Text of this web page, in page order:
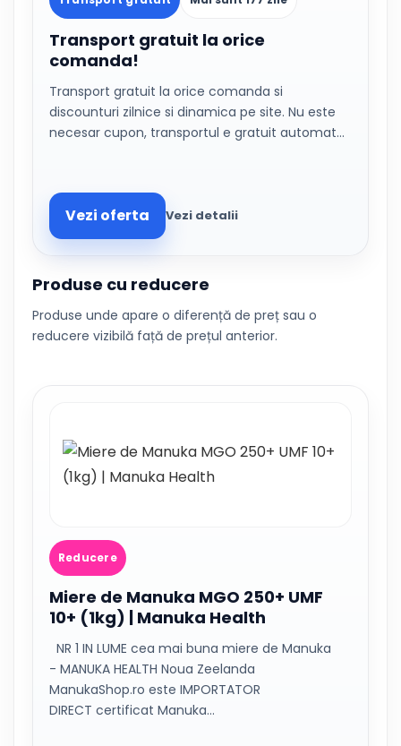
Transport gratuit la orice
comanda!
Transport gratuit la orice comanda si
discounturi zilnice si dinamica pe site. Nu este
necesar cupon, transportul e gratuit automat…
Vezi oferta Vezi detalii
Produse cu reducere
Produse unde apare o diferență de preț sau o
reducere vizibilă față de prețul anterior.
Reducere
Miere de Manuka MGO 250+ UMF
10+ (1kg) | Manuka Health
NR 1 IN LUME cea mai buna miere de Manuka
- MANUKA HEALTH Noua Zeelanda
ManukaShop.ro este IMPORTATOR
DIRECT certificat Manuka…